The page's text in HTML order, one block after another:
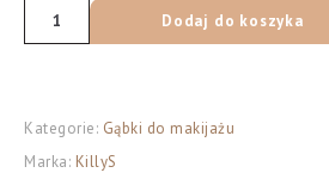
ilość
KillyS
Sponge
gąbka
Dodaj do koszyka
Kategorie: Gąbki do makijażu
Marka: KillyS